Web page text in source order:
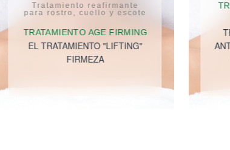
Tratamiento reafirmante
para rostro, cuello y escote
TRATAMIENTO AGE FIRMING
EL TRATAMIENTO "LIFTING"
FIRMEZA